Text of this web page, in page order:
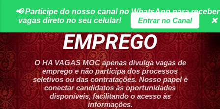
Pular para o conteúdo principal
HA VAGAS DE
EMPREGO
O HA VAGAS MOC apenas divulga vagas de
emprego e não participa dos processos
seletivos ou das contratações. Nosso papel é
conectar candidatos às oportunidades
disponíveis, facilitando o acesso às
informações.
📢 Participe do nosso canal no WhatsApp para receber
vagas direto no seu celular!
Entrar no Canal ❌